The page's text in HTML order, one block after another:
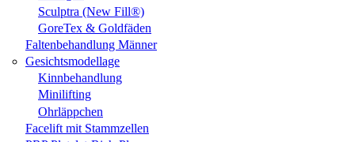
Sculptra (New Fill®)
GoreTex & Goldfäden
Faltenbehandlung Männer
Gesichtsmodellage
Kinnbehandlung
Minilifting
Ohrläppchen
Facelift mit Stammzellen